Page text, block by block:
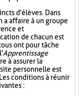
d'élèves. Dans
a affaire à un groupe
et
de chacun est
ont pour tâche
Apprentissage
à assurer la
personnelle est
conditions à réunir
: